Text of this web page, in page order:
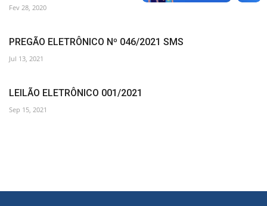
Fev 28, 2020
PREGÃO ELETRÔNICO Nº 046/2021 SMS
Jul 13, 2021
LEILÃO ELETRÔNICO 001/2021
Sep 15, 2021